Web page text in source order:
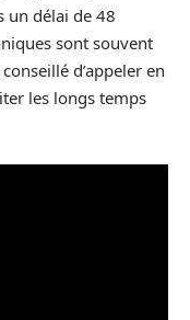
un délai de 48
sont souvent
d’appeler en
les longs temps